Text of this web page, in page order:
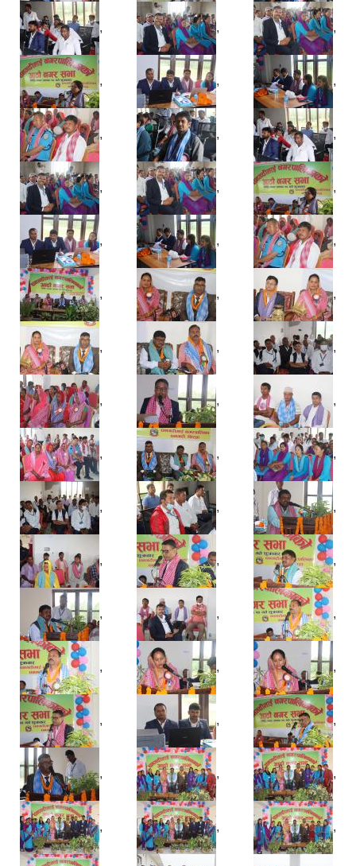
, , ,
, , ,
, , ,
, , ,
, , ,
, , ,
, , ,
, , ,
, , ,
, , ,
, , ,
, , ,
, , ,
, , ,
, , ,
, , ,